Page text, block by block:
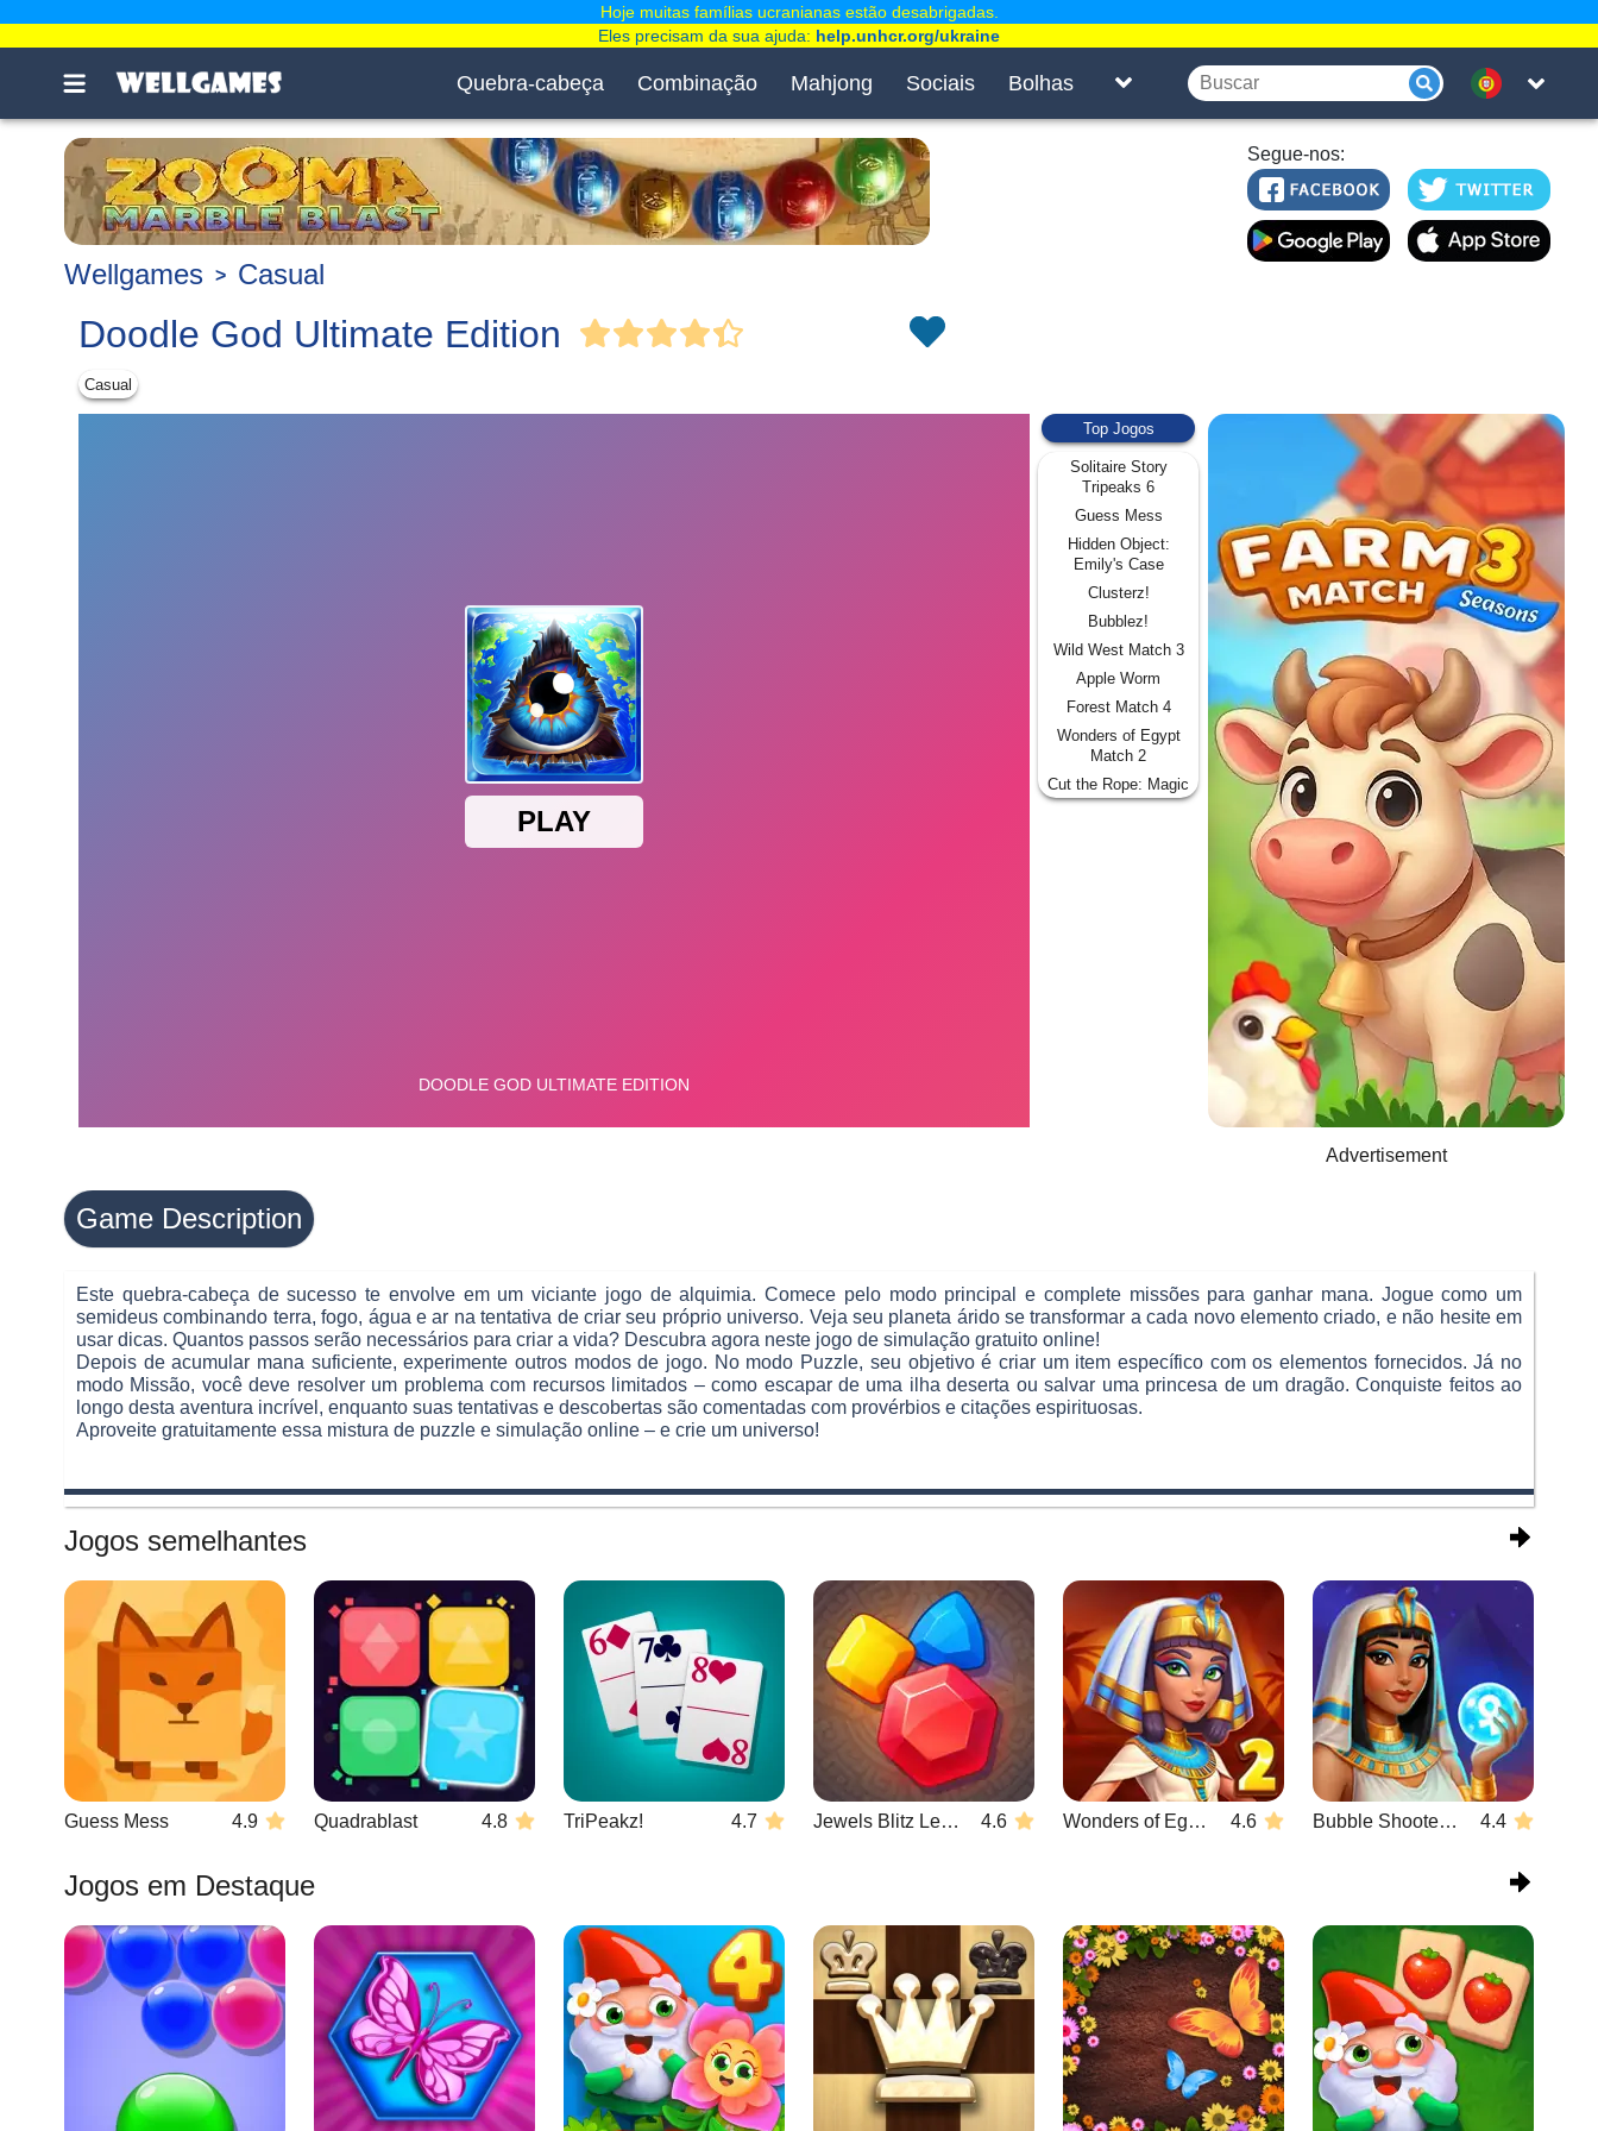
Quebra-cabeça Combinação Mahjong Sociais Bolhas
Segue-nos:
Wellgames Casual
Doodle God Ultimate Edition
Casual
Top Jogos
Solitaire Story
Tripeaks 6
Guess Mess
Hidden Object:
Emily's Case
Clusterz!
Bubblez!
Wild West Match 3
Apple Worm
Forest Match 4
Wonders of Egypt
Match 2
Cut the Rope: Magic
Advertisement
Game Description
Este quebra-cabeça de sucesso te envolve em um viciante jogo de alquimia. Comece pelo modo principal e complete missões para ganhar mana. Jogue como um
semideus combinando terra, fogo, água e ar na tentativa de criar seu próprio universo. Veja seu planeta árido se transformar a cada novo elemento criado, e não hesite em
usar dicas. Quantos passos serão necessários para criar a vida? Descubra agora neste jogo de simulação gratuito online!
Depois de acumular mana suficiente, experimente outros modos de jogo. No modo Puzzle, seu objetivo é criar um item específico com os elementos fornecidos. Já no
modo Missão, você deve resolver um problema com recursos limitados – como escapar de uma ilha deserta ou salvar uma princesa de um dragão. Conquiste feitos ao
longo desta aventura incrível, enquanto suas tentativas e descobertas são comentadas com provérbios e citações espirituosas.
Aproveite gratuitamente essa mistura de puzzle e simulação online – e crie um universo!
Jogos semelhantes
Guess Mess 4.9 Quadrablast 4.8 TriPeakz! 4.7 Jewels Blitz Legends 4.6 Wonders of Egypt Match 2 4.6 Bubble Shooter Wonders of Egypt 4.4
Jogos em Destaque
Hoje muitas famílias ucranianas estão desabrigadas.
Eles precisam da sua ajuda: help.unhcr.org/ukraine